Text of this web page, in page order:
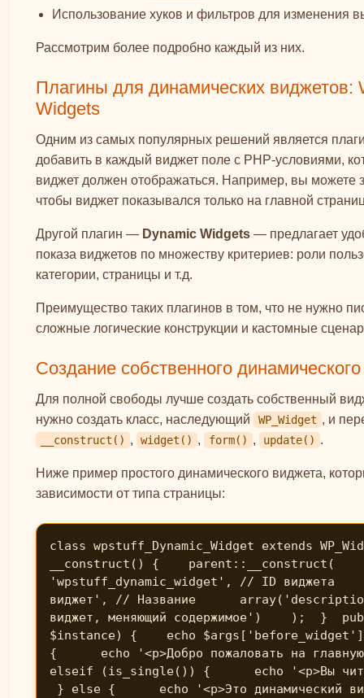
Использование хуков и фильтров для изменения
Рассмотрим более подробно каждый из них.
Плагины для динамических виджетов:
Widgets
Одним из самых популярных решений является
добавить в каждый виджет поле с PHP-условиями,
виджет должен отображаться. Например, вы можете
чтобы виджет показывался только на главной
Другой плагин — Dynamic Widgets — предлагает
показа виджетов по множеству критериев: роли
категории, страницы и т.д.
Преимущество таких плагинов в том, что не нужно
сложные логические конструкции и кастомные
Создание собственного
Для полной свободы лучше создать собственный
нужно создать класс, наследующий
WP_Widget , и
__construct() , widget() , form() , update() .
Ниже пример простого динамического виджета,
зависимости от типа страницы:
class wpstuff_Dynamic_Widget extends
__construct() {
'wpstuff_dynamic_widget', // ID виджета
виджет', // Название
виджет, меняющий содержимое')    );  }
$instance) {    echo
{      echo '<p>Добро пожаловать на
elseif (is_single()) {      echo '<p>Вы
} else {      echo '<p>Это